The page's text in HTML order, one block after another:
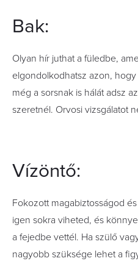
Bak:
Olyan hír juthat a füledbe,
elgondolkodhatsz azon,
még a sorsnak is hálát adsz
szeretnél. Orvosi vizsgálatot
Vízöntő:
Fokozott magabiztosságod
igen sokra viheted, és
a fejedbe vettél. Ha szülő
nagyobb szüksége lehet a